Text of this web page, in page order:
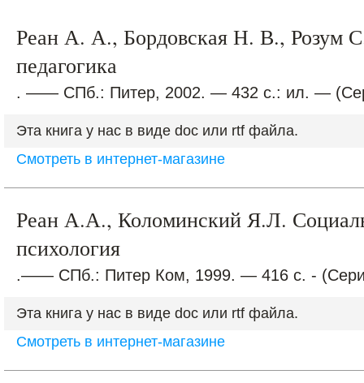
Реан А. А., Бордовская Н. В., Розум
педагогика
. —— СПб.: Питер, 2002. — 432 с.: ил. —
Эта книга у нас в виде doc или rtf файла.
Смотреть в интернет-магазине
Реан А.А., Коломинский Я.Л.
психология
.—— СПб.: Питер Ком, 1999. — 416 с. -
Эта книга у нас в виде doc или rtf файла.
Смотреть в интернет-магазине